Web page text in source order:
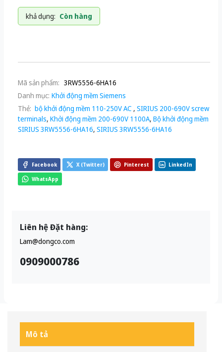
khả dụng: Còn hàng
Mã sản phẩm: 3RW5556-6HA16
Danh mục: Khởi động mềm Siemens
Thẻ: bộ khởi động mềm 110-250V AC , SIRIUS 200-690V screw
terminals, Khởi động mềm 200-690V 1100A, Bộ khởi động mềm
SIRIUS 3RW5556-6HA16, SIRIUS 3RW5556-6HA16
Facebook X (Twitter) Pinterest LinkedIn
WhatsApp
Liên hệ Đặt hàng:
Lam@dongco.com
0909000786
Mô tả